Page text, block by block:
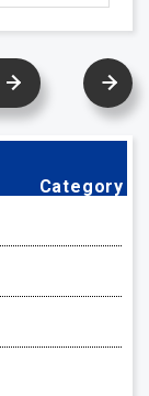
Category